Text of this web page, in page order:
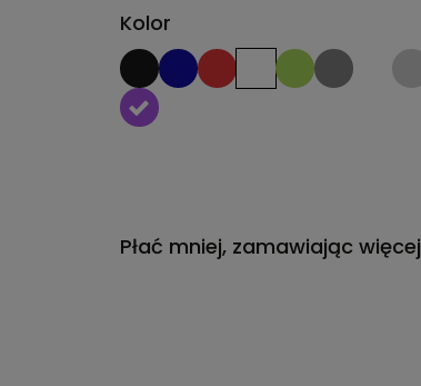
Kolor
Płać mniej, zamawiając więcej